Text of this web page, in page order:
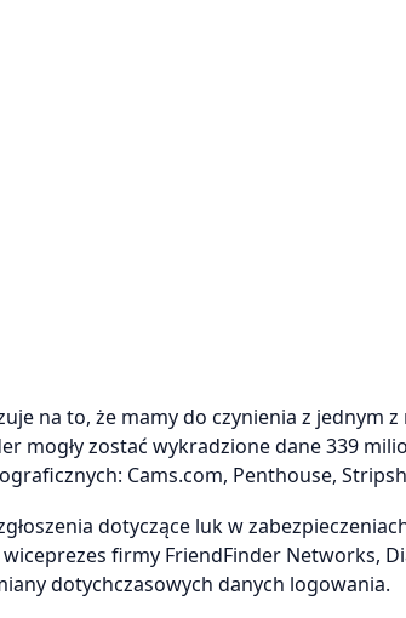
na to, że mamy do czynienia z
mogły zostać wykradzione dane 339
Cams.com, Penthouse,
dotyczące luk w
firmy FriendFinder Networks,
dotychczasowych danych logowania.